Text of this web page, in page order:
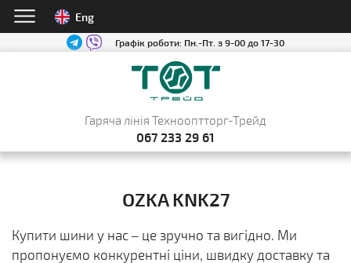
Eng
Графік роботи: Пн.-Пт. з 9-00 до 17-30
Гаряча лінія Технооптторг-Трейд
067 233 29 61
OZKA KNK27
Купити шини у нас – це зручно та вигідно. Ми
пропонуємо конкурентні ціни, швидку доставку та